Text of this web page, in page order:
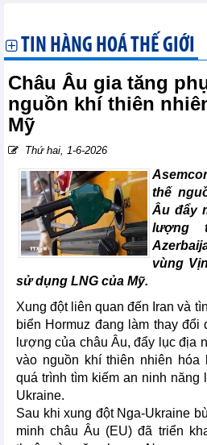
TIN HÀNG HOÁ THẾ GIỚI
Châu Âu gia tăng
nguồn khí thiên
Mỹ
Thứ hai, 1-6-2026
thế
Âu đẩy
lượng
vùng
sử dụng LNG của Mỹ.
Xung đột liên quan đến Iran và
biển Hormuz đang làm thay đổi
lượng của châu Âu, đẩy lục địa
vào nguồn khí thiên nhiên hóa
quá trình tìm kiếm an ninh năng
Ukraine.
Sau khi xung đột Nga-Ukraine
minh châu Âu (EU) đã triển